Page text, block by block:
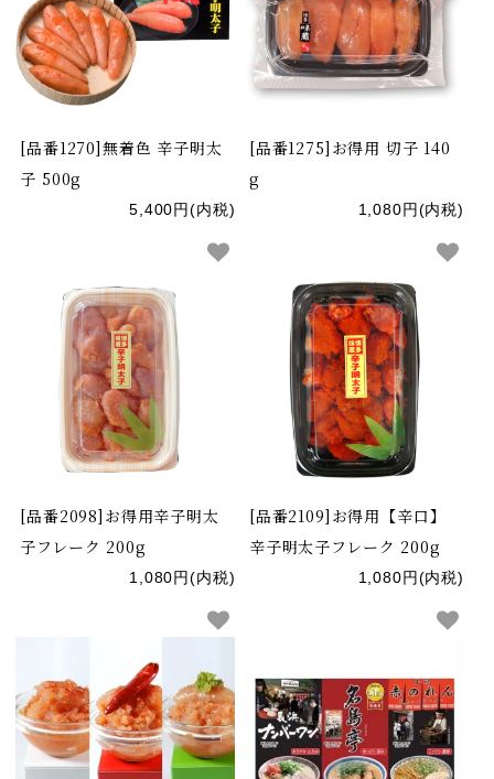
[品番1270]無着色 辛子明太
子 500g
5,400円(内税)
[品番1275]お得用 切子 140
g
1,080円(内税)
[品番2098]お得用辛子明太
子フレーク 200g
1,080円(内税)
[品番2109]お得用【辛口】
辛子明太子フレーク 200g
1,080円(内税)